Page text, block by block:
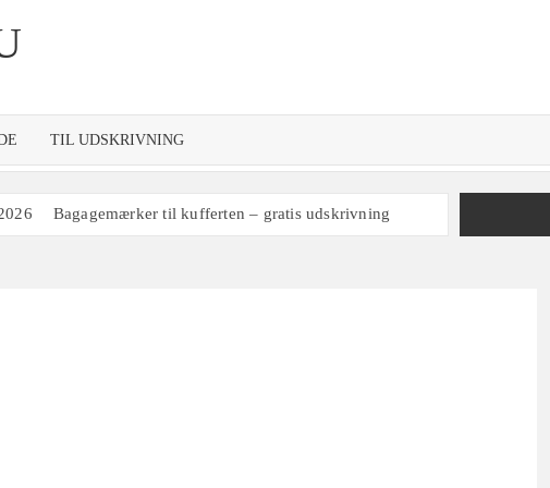
TIL UDSKRIVNING
Bagagemærker til kufferten – gratis udskrivning